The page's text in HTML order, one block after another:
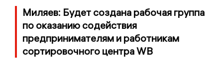
Миляев: Будет создана рабочая группа
по оказанию содействия
предпринимателям и работникам
сортировочного центра WB